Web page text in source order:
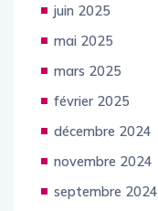
juin 2025
mai 2025
mars 2025
février 2025
décembre 2024
novembre 2024
septembre 2024